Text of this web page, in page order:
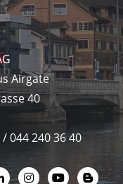
Airgate
40
/ 044 240 36 40